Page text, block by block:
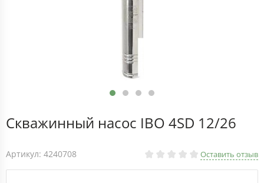
Скважинный насос IBO 4SD 12/26
Артикул: 4240708 Оставить отзыв